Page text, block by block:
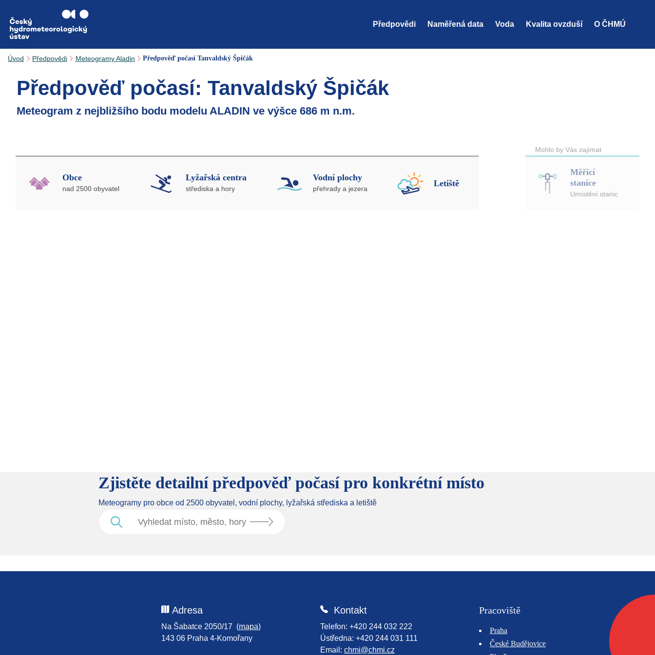
Předpovědi Naměřená data Voda Kvalita ovzduší O ČHMÚ
Úvod Předpovědi Meteogramy Aladin Předpověď počasí Tanvaldský Špičák
Předpověď počasí: Tanvaldský Špičák
Meteogram z nejbližšího bodu modelu ALADIN ve výšce 686 m n.m.
Obce
nad 2500 obyvatel
Lyžařská centra
střediska a hory
Vodní plochy
přehrady a jezera
Letiště
Mohlo by Vás zajímat
Měřicí
stanice
Umístění stanic
Zjistěte detailní předpověď počasí pro konkrétní místo
​​​​​​​Meteogramy pro obce od 2500 obyvatel, vodní plochy, lyžařská střediska a letiště
Adresa
Na Šabatce 2050/17 (mapa)
143 06 Praha 4-Komořany
Kontakt
Telefon: +420 244 032 222
Ústředna: +420 244 031 111
Email: chmi@chmi.cz
Pracoviště
Praha
České Budějovice